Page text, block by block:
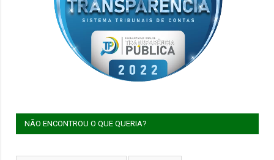
NÃO ENCONTROU O QUE QUERIA?